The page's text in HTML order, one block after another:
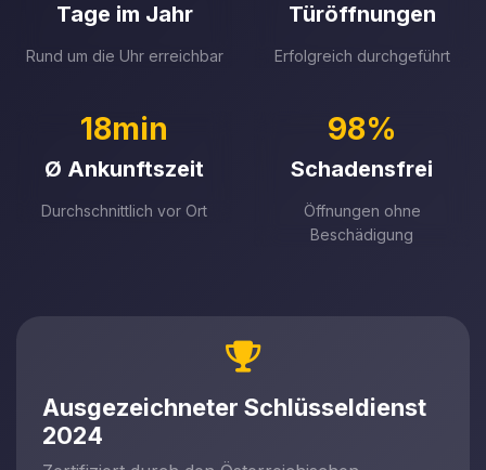
Tage im Jahr
Rund um die Uhr erreichbar
Türöffnungen
Erfolgreich durchgeführt
18min
Ø Ankunftszeit
Durchschnittlich vor Ort
98%
Schadensfrei
Öffnungen ohne
Beschädigung
Ausgezeichneter Schlüsseldienst
2024